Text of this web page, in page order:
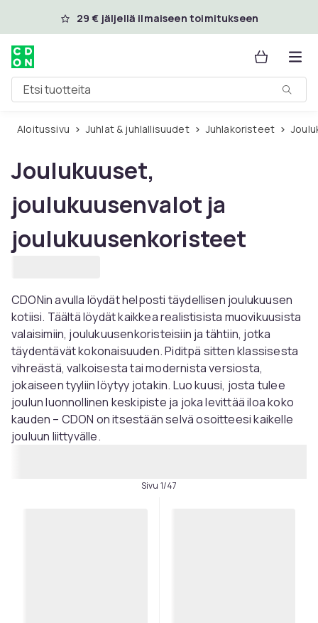
Ohita ja siirry pääsisältöön
29 € jäljellä ilmaiseen toimitukseen
Etsi tuotteita
Aloitussivu Juhlat & juhlallisuudet Juhlakoristeet
Joulukuuset,
joulukuusenvalot ja
joulukuusenkoristeet
CDONin avulla löydät helposti täydellisen joulukuusen
kotiisi. Täältä löydät kaikkea realistisista muovikuusista
valaisimiin, joulukuusenkoristeisiin ja tähtiin, jotka
täydentävät kokonaisuuden. Piditpä sitten klassisesta
vihreästä, valkoisesta tai modernista versiosta,
jokaiseen tyyliin löytyy jotakin. Luo kuusi, josta tulee
joulun luonnollinen keskipiste ja joka levittää iloa koko
kauden – CDON on itsestään selvä osoitteesi kaikelle
jouluun liittyvälle.
Sivu 1/47